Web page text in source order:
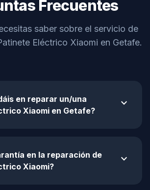
Frecuentes
saber sobre el servicio de
Eléctrico Xiaomi en Getafe.
en reparar un/una
Xiaomi en Getafe?
expand_more
en la reparación de
Xiaomi?
expand_more